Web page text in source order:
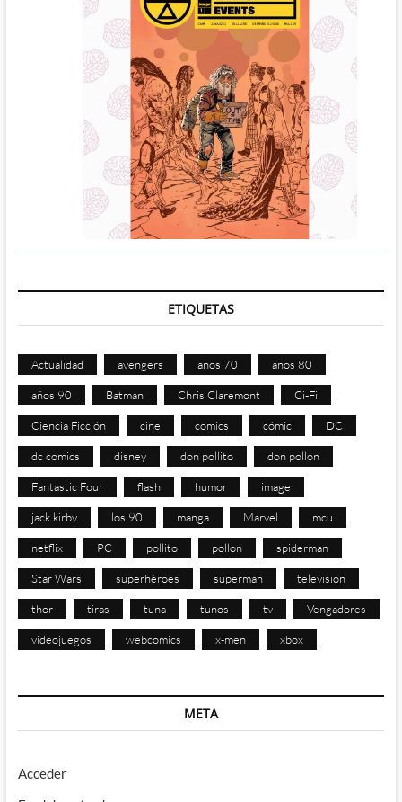
ETIQUETAS
Actualidad avengers años 70 años 80
años 90 Batman Chris Claremont Ci-Fi
Ciencia Ficción cine comics cómic DC
dc comics disney don pollito don pollon
Fantastic Four flash humor image
jack kirby los 90 manga Marvel mcu
netflix PC pollito pollon spiderman
Star Wars superhéroes superman televisión
thor tiras tuna tunos tv Vengadores
videojuegos webcomics x-men xbox
META
Acceder